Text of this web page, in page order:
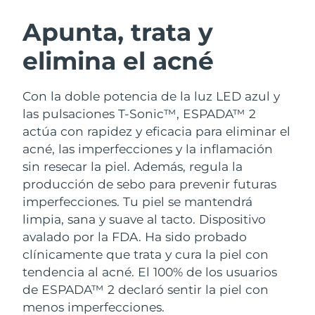
Apunta, trata y
elimina el acné
Con la doble potencia de la luz LED azul y
las pulsaciones T-Sonic™, ESPADA™ 2
actúa con rapidez y eficacia para eliminar el
acné, las imperfecciones y la inflamación
sin resecar la piel. Además, regula la
producción de sebo para prevenir futuras
imperfecciones. Tu piel se mantendrá
limpia, sana y suave al tacto. Dispositivo
avalado por la FDA. Ha sido probado
clínicamente que trata y cura la piel con
tendencia al acné. El 100% de los usuarios
de ESPADA™ 2 declaró sentir la piel con
menos imperfecciones.
LUNA™ 4 pack
Anti-aging massage
LUNA™ 4 Plus
Massage, LED heating
LUNA™ 4 Men
For men, anti-aging massage
BEAR™ 2 pack
Microcurrent toning
BEAR™ 2 go
Microcurrent toning on-the-go
BEAR™ 2 eyes & lips
Microcurrent line smoothing device
Hidratación
UFO™ 3 pack
Deep facial hydration
UFO™ 3 LED
Near-infrared and red light therapy
device
Cuidado bucal
issa™ 4
Hybrid silicone sonic toothbrush
issa™ 4 plus
Smart hybrid silicone sonic toothbrush
TRATAMIENTO ANTIEDAD FAQ™
Antiedad Tratamientos LED
NEW
Austria
Baréin Entrega prevista
Bélgica
Bermudas Entrega prevista
Bosnia y Herzegovina Entrega prevista8/11/26
Brunéi Entrega prevista8/13/26
Bulgaria Entrega prevista8/8/26
Canadá Entrega prevista8/12/26
Chile Entrega prevista8/12/26